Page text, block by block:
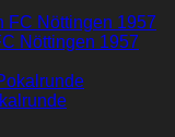
Nöttingen 1957